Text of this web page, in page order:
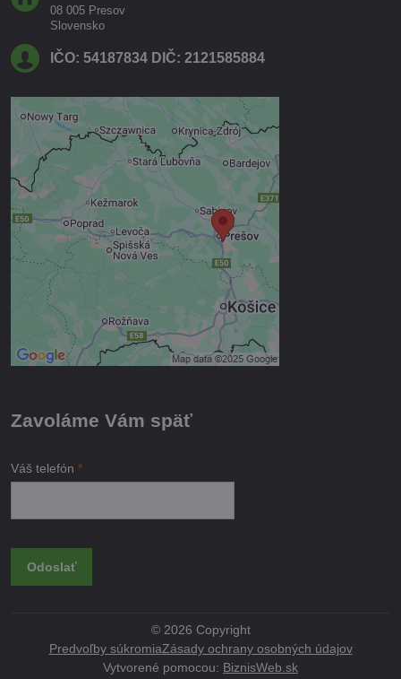
08 005 Presov
Slovensko
IČO: 54187834 DIČ: 2121585884
Externý obsah je blokovaný
Voľbami súkromia
Prajete si načítať externý obsah?
Povoliť tentokrát
Povoliť a zapamätať - súhlas s
druhom cookie: Funkčné
Otvoriť obsah v novom okne
Zavoláme Vám späť
Váš telefón *
Odoslať
© 2026 Copyright
Predvoľby súkromiaZásady ochrany osobných údajov
Vytvorené pomocou: BiznisWeb.sk